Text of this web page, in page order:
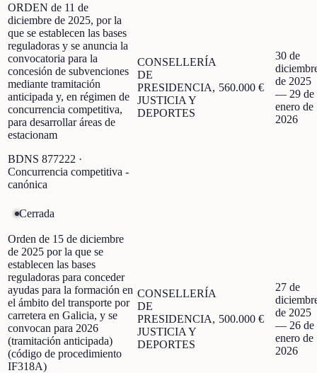
ORDEN de 11 de
diciembre de 2025, por la
que se establecen las bases
reguladoras y se anuncia la
convocatoria para la
concesión de subvenciones
mediante tramitación
anticipada y, en régimen de
concurrencia competitiva,
para desarrollar áreas de
estacionam
BDNS 877222 ·
Concurrencia competitiva -
canónica
CONSELLERÍA
DE
PRESIDENCIA,
JUSTICIA Y
DEPORTES
560.000 €
30 de
de 2025
— 29 de
enero de
2026
Cerrada
Orden de 15 de diciembre
de 2025 por la que se
establecen las bases
reguladoras para conceder
ayudas para la formación en
el ámbito del transporte por
carretera en Galicia, y se
convocan para 2026
(tramitación anticipada)
(código de procedimiento
IF318A)
CONSELLERÍA
DE
PRESIDENCIA,
JUSTICIA Y
DEPORTES
500.000 €
27 de
de 2025
— 26 de
enero de
2026